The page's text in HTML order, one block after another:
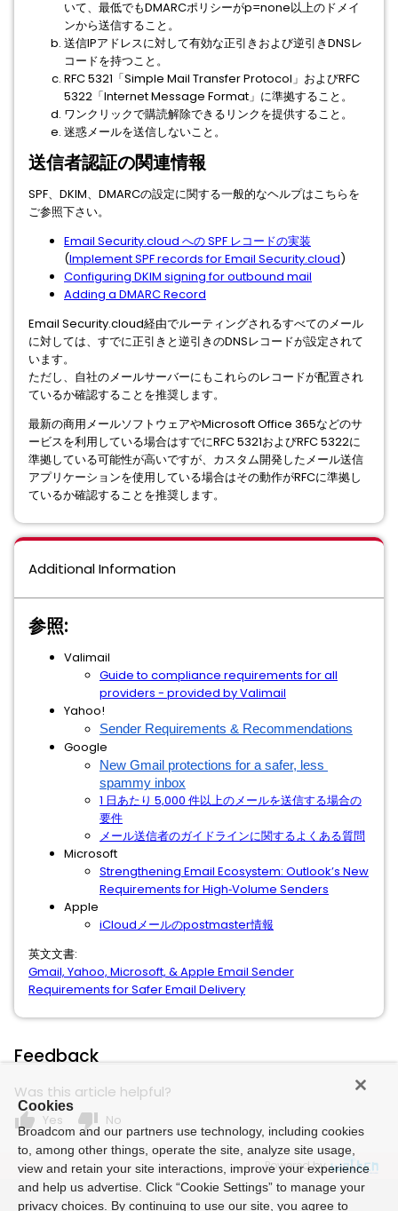
いて、最低でもDMARCポリシーがp=none以上のドメイ
ンから送信すること。
送信IPアドレスに対して有効な正引きおよび逆引きDNSレ
コードを持つこと。
RFC 5321「Simple Mail Transfer Protocol」およびRFC
5322「Internet Message Format」に準拠すること。
ワンクリックで購読解除できるリンクを提供すること。
迷惑メールを送信しないこと。
送信者認証の関連情報
SPF、DKIM、DMARCの設定に関する一般的なヘルプはこちらを
ご参照下さい。
Email Security.cloud への SPF レコードの実装
(Implement SPF records for Email Security.cloud)
Configuring DKIM signing for outbound mail
Adding a DMARC Record
Email Security.cloud経由でルーティングされるすべてのメール
に対しては、すでに正引きと逆引きのDNSレコードが設定されて
います。
ただし、自社のメールサーバーにもこれらのレコードが配置され
ているか確認することを推奨します。
最新の商用メールソフトウェアやMicrosoft Office 365などのサ
ービスを利用している場合はすでにRFC 5321およびRFC 5322に
準拠している可能性が高いですが、カスタム開発したメール送信
アプリケーションを使用している場合はその動作がRFCに準拠し
ているか確認することを推奨します。
Additional Information
参照:
Valimail
Guide to compliance requirements for all
providers - provided by Valimail
Yahoo!
Sender Requirements & Recommendations
Google
New Gmail protections for a safer, less
spammy inbox
1 日あたり 5,000 件以上のメールを送信する場合の
要件
メール送信者のガイドラインに関するよくある質問
Microsoft
Strengthening Email Ecosystem: Outlook’s New
Requirements for High‐Volume Senders
Apple
iCloudメールのpostmaster情報
英文文書:
Gmail, Yahoo, Microsoft, & Apple Email Sender
Requirements for Safer Email Delivery
Feedback
Was this article helpful?
thumb_up Yes thumb_down No
Powered by
Cookies
Broadcom and our partners use technology, including cookies
to, among other things, operate the site, analyze site usage,
view and retain your site interactions, improve your experience
and help us advertise. Click “Cookie Settings” to manage your
privacy choices. By continuing to use our site, you agree to